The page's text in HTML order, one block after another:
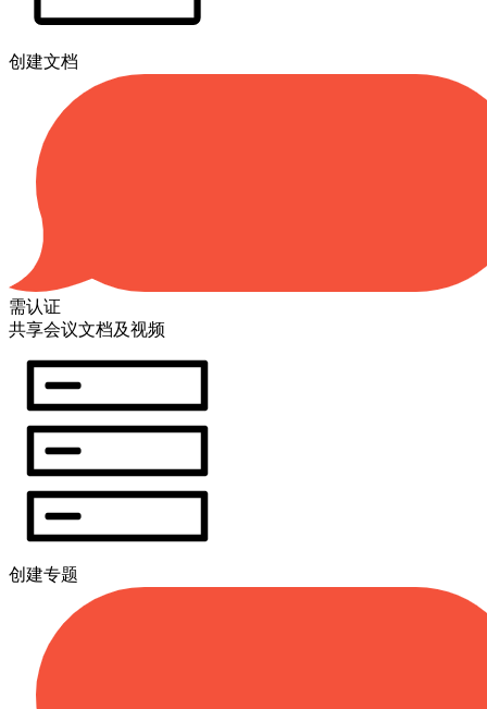
创建文档
需认证
共享会议文档及视频
创建专题